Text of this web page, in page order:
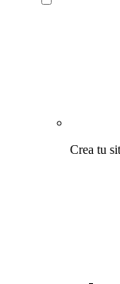
Crea tu